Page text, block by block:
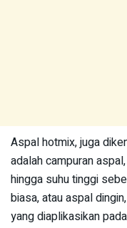
Aspal hotmix, juga
adalah campuran
hingga suhu tinggi
biasa, atau aspal
yang diaplikasikan